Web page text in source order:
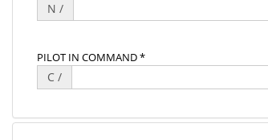
N /
PILOT IN COMMAND *
C /